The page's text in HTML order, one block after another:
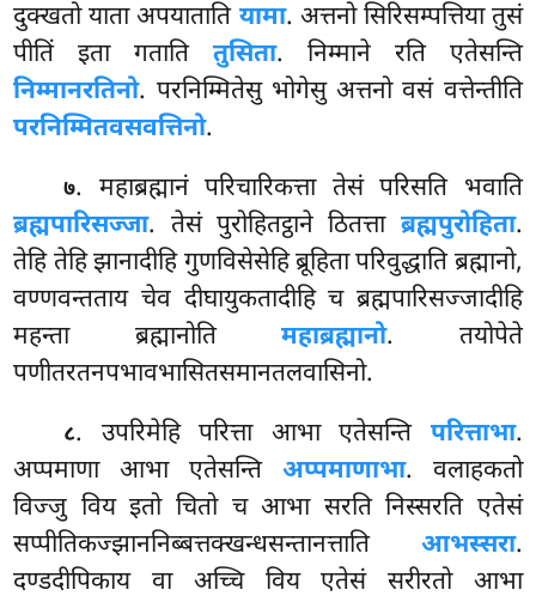
दुक्खतो याता अपयाताति यामा. अत्तनो सिरिसम्पत्तिया तुसं
पीतिं इता गताति तुसिता. निम्माने रति एतेसन्ति
निम्मानरतिनो. परनिम्मितेसु भोगेसु अत्तनो वसं वत्तेन्तीति
परनिम्मितवसवत्तिनो.
७. महाब्रह्मानं परिचारिकत्ता तेसं परिसति भवाति
ब्रह्मपारिसज्जा. तेसं पुरोहितट्ठाने ठितत्ता ब्रह्मपुरोहिता.
तेहि तेहि झानादीहि गुणविसेसेहि ब्रूहिता परिवुद्धाति ब्रह्मानो,
वण्णवन्तताय चेव दीघायुकतादीहि च ब्रह्मपारिसज्जादीहि
महन्ता ब्रह्मानोतिमहाब्रह्मानो. तयोपेते
पणीतरतनपभावभासितसमानतलवासिनो.
८. उपरिमेहि परित्ता आभा एतेसन्ति परित्ताभा.
अप्पमाणा आभा एतेसन्ति अप्पमाणाभा. वलाहकतो
विज्जु विय इतो चितो च आभा सरति निस्सरति एतेसं
सप्पीतिकज्झाननिब्बत्तक्खन्धसन्तानत्ताति आभस्सरा.
दण्डदीपिकाय वा अच्चि विय एतेसं सरीरतो आभा